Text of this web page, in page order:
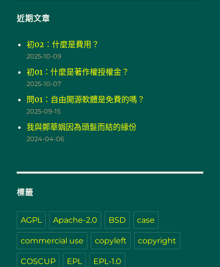
近期文章
初02：什麼是費用？
2025-10-09
初01：什麼是著作權授權金？
2025-10-07
問01：自由開源軟體是免費的嗎？
2025-09-15
我與鄭華娟因為頭髮而結的緣份
2024-04-06
標籤
AGPL Apache-2.0 BSD case
commercial use copyleft copyright
COSCUP EPL EPL-1.0